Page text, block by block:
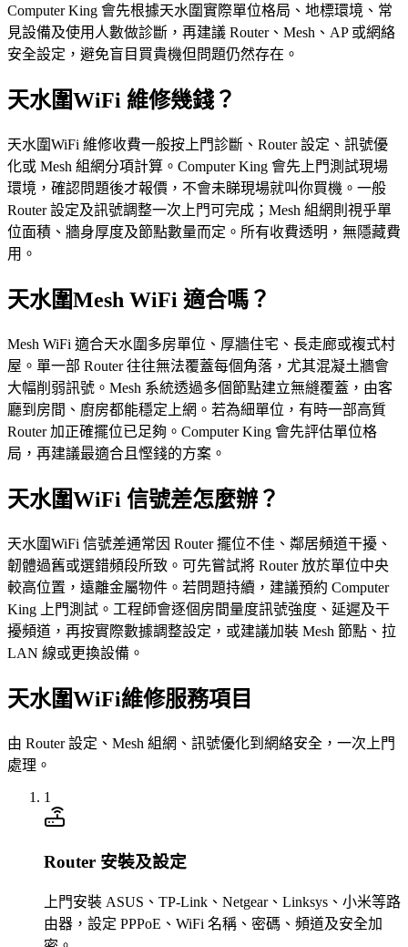
Computer King 會先根據天水圍實際單位格局、地標環境、常
見設備及使用人數做診斷，再建議 Router、Mesh、AP 或網絡
安全設定，避免盲目買貴機但問題仍然存在。
天水圍WiFi 維修幾錢？
天水圍WiFi 維修收費一般按上門診斷、Router 設定、訊號優
化或 Mesh 組網分項計算。Computer King 會先上門測試現場
環境，確認問題後才報價，不會未睇現場就叫你買機。一般
Router 設定及訊號調整一次上門可完成；Mesh 組網則視乎單
位面積、牆身厚度及節點數量而定。所有收費透明，無隱藏費
用。
天水圍Mesh WiFi 適合嗎？
Mesh WiFi 適合天水圍多房單位、厚牆住宅、長走廊或複式村
屋。單一部 Router 往往無法覆蓋每個角落，尤其混凝土牆會
大幅削弱訊號。Mesh 系統透過多個節點建立無縫覆蓋，由客
廳到房間、廚房都能穩定上網。若為細單位，有時一部高質
Router 加正確擺位已足夠。Computer King 會先評估單位格
局，再建議最適合且慳錢的方案。
天水圍WiFi 信號差怎麼辦？
天水圍WiFi 信號差通常因 Router 擺位不佳、鄰居頻道干擾、
韌體過舊或選錯頻段所致。可先嘗試將 Router 放於單位中央
較高位置，遠離金屬物件。若問題持續，建議預約 Computer
King 上門測試。工程師會逐個房間量度訊號強度、延遲及干
擾頻道，再按實際數據調整設定，或建議加裝 Mesh 節點、拉
LAN 線或更換設備。
天水圍WiFi維修服務項目
由 Router 設定、Mesh 組網、訊號優化到網絡安全，一次上門
處理。
1
Router 安裝及設定
上門安裝 ASUS、TP-Link、Netgear、Linksys、小米等路
由器，設定 PPPoE、WiFi 名稱、密碼、頻道及安全加